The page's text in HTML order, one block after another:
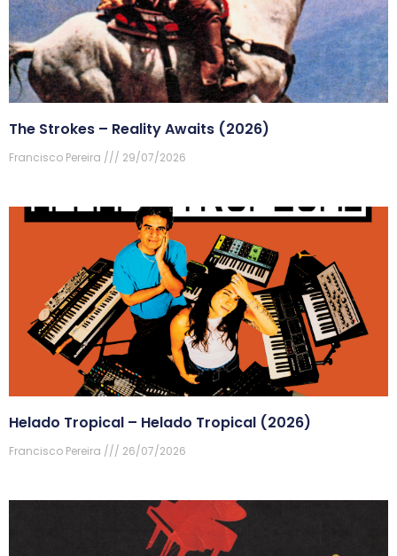
The Strokes – Reality Awaits (2026)
Francisco Pereira 29/07/2026
Helado Tropical – Helado Tropical (2026)
Francisco Pereira 26/07/2026